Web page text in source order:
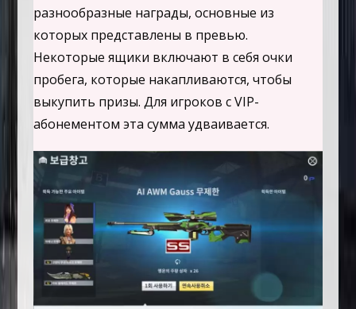
разнообразные награды, основные из
которых представлены в превью.
Некоторые ящики включают в себя очки
пробега, которые накапливаются, чтобы
выкупить призы. Для игроков с VIP-
абонементом эта сумма удваивается.